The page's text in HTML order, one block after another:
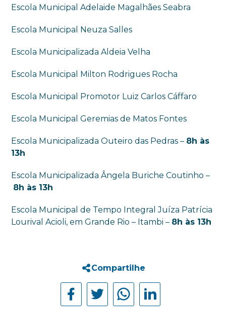
Escola Municipal Adelaide Magalhães Seabra
Escola Municipal Neuza Salles
Escola Municipalizada Aldeia Velha
Escola Municipal Milton Rodrigues Rocha
Escola Municipal Promotor Luiz Carlos Cáffaro
Escola Municipal Geremias de Matos Fontes
Escola Municipalizada Outeiro das Pedras – 8h às
13h
Escola Municipalizada Ângela Buriche Coutinho –
8h às 13h
Escola Municipal de Tempo Integral Juíza Patrícia
Lourival Acioli, em Grande Rio – Itambi – 8h às 13h
Compartilhe